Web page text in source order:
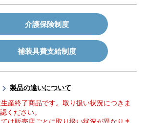
介護保険制度
補装具費支給制度
製品の違いについて
産終了商品です。取り扱い状況につきま
ください。